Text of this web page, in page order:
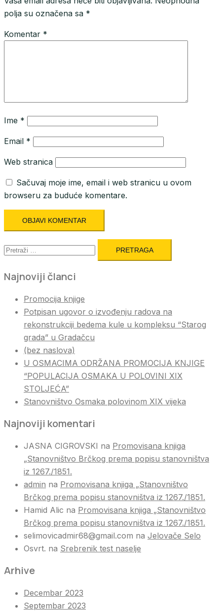
polja su označena sa *
Komentar *
Ime *
Email *
Web stranica
Sačuvaj moje ime, email i web stranicu u ovom
browseru za buduće komentare.
Pretraga:
Najnoviji članci
Promocija knjige
Potpisan ugovor o izvođenju radova na
rekonstrukciji bedema kule u kompleksu “Starog
grada” u Gradačcu
(bez naslova)
U OSMACIMA ODRŽANA PROMOCIJA KNJIGE
“POPULACIJA OSMAKA U POLOVINI XIX
STOLJEĆA”
Stanovništvo Osmaka polovinom XIX vijeka
Najnoviji komentari
JASNA CIGROVSKI na Promovisana knjiga
„Stanovništvo Brčkog prema popisu stanovništva
iz 1267./1851.
admin na Promovisana knjiga „Stanovništvo
Brčkog prema popisu stanovništva iz 1267./1851.
Hamid Alic na Promovisana knjiga „Stanovništvo
Brčkog prema popisu stanovništva iz 1267./1851.
selimovicadmir68@gmail.com na Jelovače Selo
Osvrt. na Srebrenik test naselje
Arhive
Decembar 2023
Septembar 2023